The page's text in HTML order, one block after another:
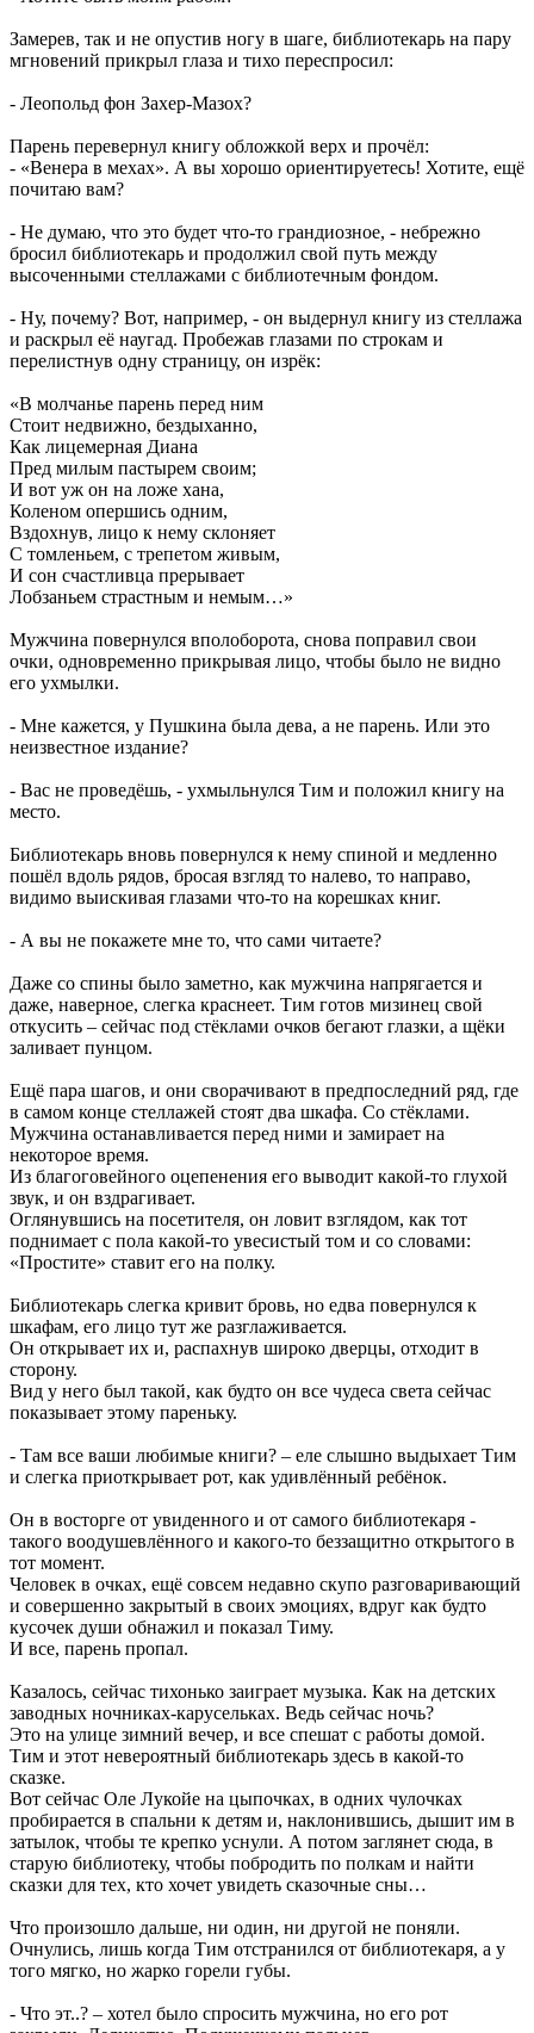
Замерев, так и не опустив ногу в шаге, библиотекарь на пару
мгновений прикрыл глаза и тихо переспросил:
- Леопольд фон Захер-Мазох?
Парень перевернул книгу обложкой верх и прочёл:
- «Венера в мехах». А вы хорошо ориентируетесь! Хотите, ещё
почитаю вам?
- Не думаю, что это будет что-то грандиозное, - небрежно
бросил библиотекарь и продолжил свой путь между
высоченными стеллажами с библиотечным фондом.
- Ну, почему? Вот, например, - он выдернул книгу из стеллажа
и раскрыл её наугад. Пробежав глазами по строкам и
перелистнув одну страницу, он изрёк:
«В молчанье парень перед ним
Стоит недвижно, бездыханно,
Как лицемерная Диана
Пред милым пастырем своим;
И вот уж он на ложе хана,
Коленом опершись одним,
Вздохнув, лицо к нему склоняет
С томленьем, с трепетом живым,
И сон счастливца прерывает
Лобзаньем страстным и немым…»
Мужчина повернулся вполоборота, снова поправил свои
очки, одновременно прикрывая лицо, чтобы было не видно
его ухмылки.
- Мне кажется, у Пушкина была дева, а не парень. Или это
неизвестное издание?
- Вас не проведёшь, - ухмыльнулся Тим и положил книгу на
место.
Библиотекарь вновь повернулся к нему спиной и медленно
пошёл вдоль рядов, бросая взгляд то налево, то направо,
видимо выискивая глазами что-то на корешках книг.
- А вы не покажете мне то, что сами читаете?
Даже со спины было заметно, как мужчина напрягается и
даже, наверное, слегка краснеет. Тим готов мизинец свой
откусить – сейчас под стёклами очков бегают глазки, а щёки
заливает пунцом.
Ещё пара шагов, и они сворачивают в предпоследний ряд, где
в самом конце стеллажей стоят два шкафа. Со стёклами.
Мужчина останавливается перед ними и замирает на
некоторое время.
Из благоговейного оцепенения его выводит какой-то глухой
звук, и он вздрагивает.
Оглянувшись на посетителя, он ловит взглядом, как тот
поднимает с пола какой-то увесистый том и со словами:
«Простите» ставит его на полку.
Библиотекарь слегка кривит бровь, но едва повернулся к
шкафам, его лицо тут же разглаживается.
Он открывает их и, распахнув широко дверцы, отходит в
сторону.
Вид у него был такой, как будто он все чудеса света сейчас
показывает этому пареньку.
- Там все ваши любимые книги? – еле слышно выдыхает Тим
и слегка приоткрывает рот, как удивлённый ребёнок.
Он в восторге от увиденного и от самого библиотекаря -
такого воодушевлённого и какого-то беззащитно открытого в
тот момент.
Человек в очках, ещё совсем недавно скупо разговаривающий
и совершенно закрытый в своих эмоциях, вдруг как будто
кусочек души обнажил и показал Тиму.
И все, парень пропал.
Казалось, сейчас тихонько заиграет музыка. Как на детских
заводных ночниках-карусельках. Ведь сейчас ночь?
Это на улице зимний вечер, и все спешат с работы домой.
Тим и этот невероятный библиотекарь здесь в какой-то
сказке.
Вот сейчас Оле Лукойе на цыпочках, в одних чулочках
пробирается в спальни к детям и, наклонившись, дышит им в
затылок, чтобы те крепко уснули. А потом заглянет сюда, в
старую библиотеку, чтобы побродить по полкам и найти
сказки для тех, кто хочет увидеть сказочные сны…
Что произошло дальше, ни один, ни другой не поняли.
Очнулись, лишь когда Тим отстранился от библиотекаря, а у
того мягко, но жарко горели губы.
- Что эт..? – хотел было спросить мужчина, но его рот